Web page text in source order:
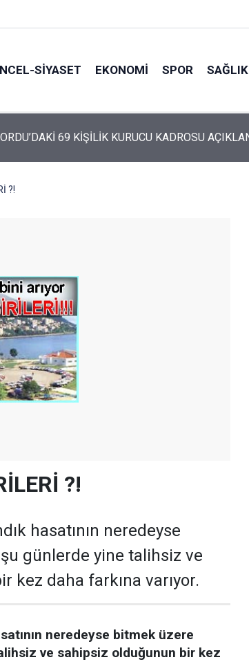
SIYASET EKONOMI SPOR SAĞLIK
KURUCU YÖNETİMİNİ AÇIKLADI
?!
?!
hasatının neredeyse
günlerde yine talihsiz ve
kez daha farkına varıyor.
neredeyse bitmek üzere
ve sahipsiz olduğunun bir kez